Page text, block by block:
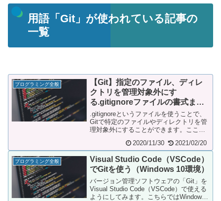
用語「Git」が使われている記事の
一覧
プログラミング全般
【Git】指定のファイル、ディレ
クトリを管理対象外にす
る.gitignoreファイルの書式まと
め＆WordPress環境での記述例
.gitignoreというファイルを使うことで、
Gitで特定のファイルやディレクトリを管
理対象外にすることができます。ここで
2020/11/30 2021/02/20
プログラミング全般
Visual Studio Code（VSCode）
でGitを使う（Windows 10環境）
バージョン管理ソフトウェアの「Git」を
Visual Studio Code（VSCode）で使える
ようにしてみます。こちらではWindows